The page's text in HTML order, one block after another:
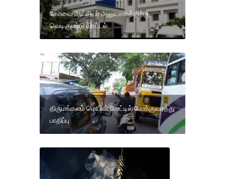
கோவை ஆட்சியர் அலுவலகத்திற்கு
வெடிகுண்டு மிரட்டல்
திருமங்கலம் மெயின் ரோட்டில் போக்குவரத்து
பாதிப்பு